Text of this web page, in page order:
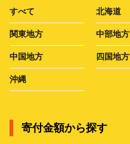
すべて 北海道
関東地方 中部地方
中国地方 四国地方
沖縄
寄付金額から探す